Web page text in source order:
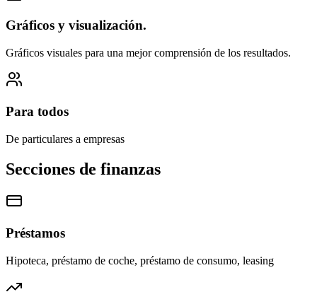
Gráficos y visualización.
Gráficos visuales para una mejor comprensión de los resultados.
Para todos
De particulares a empresas
Secciones de finanzas
Préstamos
Hipoteca, préstamo de coche, préstamo de consumo, leasing